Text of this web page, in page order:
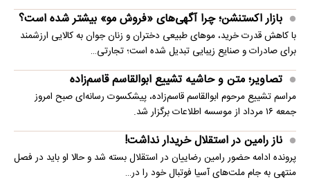
بازار اکستنشن؛ چرا آگهی‌های «فروش مو» بیشتر شده است؟
با کاهش قدرت خرید، موهای طبیعی دختران و زنان جوان به کالایی ارزشمند
برای صادرات و صنایع زیبایی تبدیل شده است؛ تجارتی…
تصاویر؛ متن و حاشیه تشییع ابوالقاسم قاسم‌زاده
مراسم تشییع مرحوم ابوالقاسم قاسم‌زاده، پیشکسوت رسانه‌ای صبح امروز
جمعه ۱۶ مرداد از موسسه اطلاعات برگزار شد.
ناز رامین در استقلال خریدار نداشت!
پرونده ادامه حضور رامین رضاییان در استقلال بسته شد و حالا او باید در فصل
منتهی به جام ملت‌های آسیا فوتبال خود را در…